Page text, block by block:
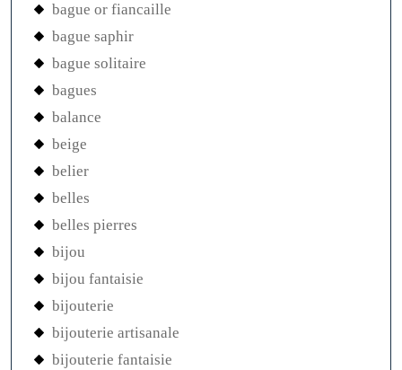
bague or fiancaille
bague saphir
bague solitaire
bagues
balance
beige
belier
belles
belles pierres
bijou
bijou fantaisie
bijouterie
bijouterie artisanale
bijouterie fantaisie